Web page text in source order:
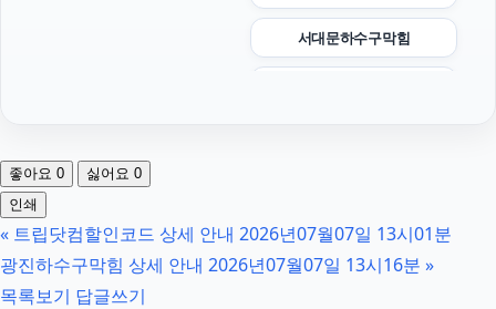
서대문하수구막힘
용인이혼전문변호사
상간소송
좋아요 0 싫어요 0
인쇄
« 트립닷컴할인코드 상세 안내 2026년07월07일 13시01분
광진하수구막힘 상세 안내 2026년07월07일 13시16분 »
목록보기 답글쓰기